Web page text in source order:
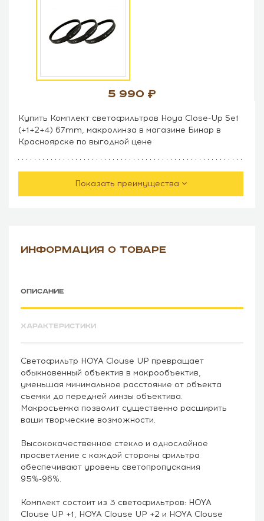
5 990
Купить Комплект светофильтров Hoya Close-Up Set
(+1+2+4) 67mm, макролинза в магазине Бинар в
Красноярске по выгодной цене
Показать преимущества
ИНФОРМАЦИЯ О ТОВАРЕ
ОПИСАНИЕ
ХАРАКТЕРИСТИКИ
Светофильтр HOYA Clouse UP превращает
обыкновенный объектив в макрообъектив,
уменьшая минимальное расстояние от объекта
съемки до передней линзы объектива.
Макросъемка позволит существенно расширить
ваши творческие возможности.
Высококачественное стекло и однослойное
просветление с каждой стороны фильтра
обеспечивают уровень светопропускания
95%-96%.
Комплект состоит из 3 светофильтров: HOYA
Clouse UP +1, HOYA Clouse UP +2 и HOYA Clouse